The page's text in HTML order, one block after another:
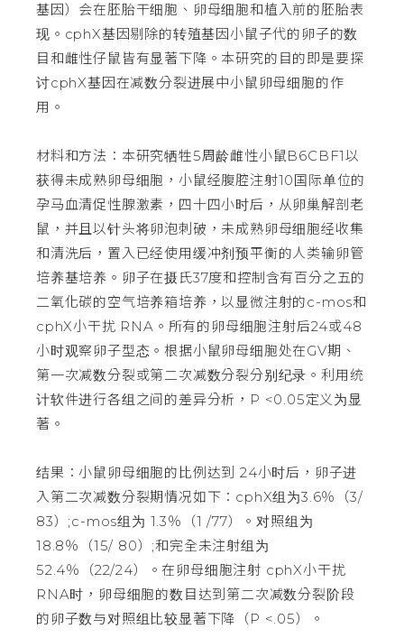
基因）会在胚胎干细胞、卵母细胞和植入前的胚胎表
现。cphX基因剔除的转殖基因小鼠子代的卵子的数
目和雌性仔鼠皆有显著下降。本研究的目的即是要探
讨cphX基因在减数分裂进展中小鼠卵母细胞的作
用。
材料和方法：本研究牺牲5周龄雌性小鼠B6CBF1以
获得未成熟卵母细胞，小鼠经腹腔注射10国际单位的
孕马血清促性腺激素，四十四小时后，从卵巢解剖老
鼠，并且以针头将卵泡刺破，未成熟卵母细胞经收集
和清洗后，置入已经使用缓冲剂预平衡的人类输卵管
培养基培养。卵子在摄氏37度和控制含有百分之五的
二氧化碳的空气培养箱培养，以显微注射的c-mos和
cphX小干扰 RNA。所有的卵母细胞注射后24或48
小时观察卵子型态。根据小鼠卵母细胞处在GV期、
第一次减数分裂或第二次减数分裂分别纪录。利用统
计软件进行各组之间的差异分析，P <0.05定义为显
著。
结果：小鼠卵母细胞的比例达到 24小时后，卵子进
入第二次减数分裂期情况如下：cphX组为3.6％（3/
83）;c-mos组为 1.3％（1 /77）。对照组为
18.8％（15/ 80）;和完全未注射组为
52.4％（22/24）。在卵母细胞注射 cphX小干扰
RNA时，卵母细胞的数目达到第二次减数分裂阶段
的卵子数与对照组比较显著下降（P <.05）。